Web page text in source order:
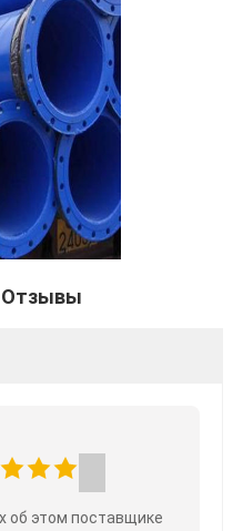
Отзывы
об этом поставщике